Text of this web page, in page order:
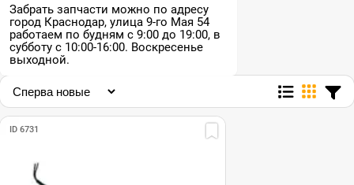
Забрать запчасти можно по адресу
город Краснодар, улица 9-го Мая 54
работаем по будням с 9:00 до 19:00, в
субботу с 10:00-16:00. Воскресенье
выходной.
ID 6731